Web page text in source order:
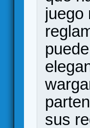
juego
sus